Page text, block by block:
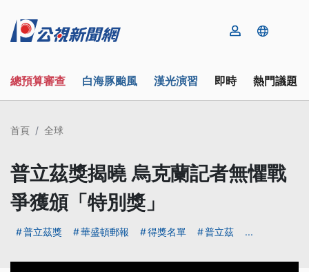
總預算審查 白海豚颱風 漢光演習 即時 熱門議題
首頁 全球
普立茲獎揭曉 烏克蘭記者無懼戰
爭獲頒「特別獎」
普立茲獎 華盛頓郵報 得獎名單 普立茲 ...